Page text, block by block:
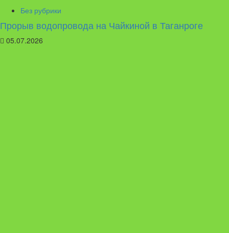
Без рубрики
Прорыв водопровода на Чайкиной в Таганроге
05.07.2026